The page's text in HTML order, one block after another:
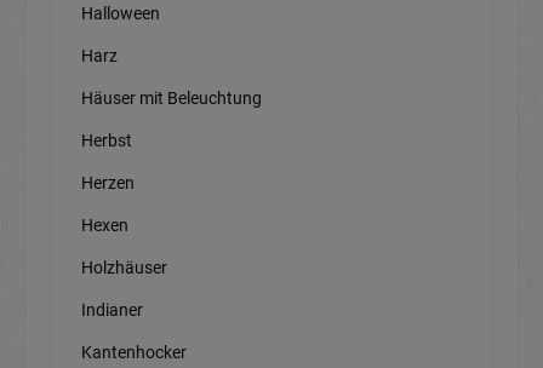
Halloween
Harz
Häuser mit Beleuchtung
Herbst
Herzen
Hexen
Holzhäuser
Indianer
Kantenhocker